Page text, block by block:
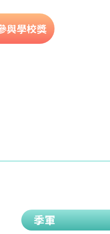
與學校獎
季軍